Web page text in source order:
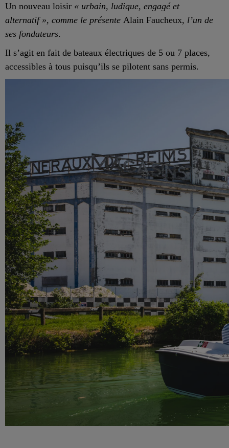
Un nouveau loisir « urbain, ludique, engagé et
alternatif », comme le présente Alain Faucheux, l’un de
ses fondateurs.
Il s’agit en fait de bateaux électriques de 5 ou 7 places,
accessibles à tous puisqu’ils se pilotent sans permis.